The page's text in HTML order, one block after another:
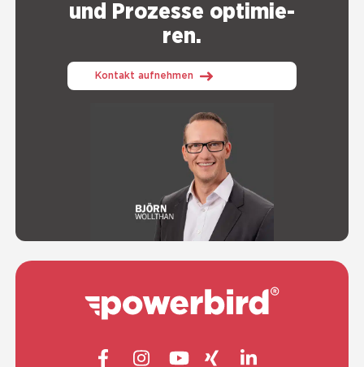
und Pro­zes­se opti­mie­
ren.
Kontakt aufnehmen